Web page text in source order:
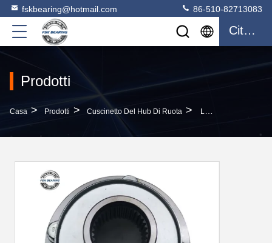
fskbearing@hotmail.com 86-510-82713083
Citazione
Prodotti
Casa > Prodotti > Cuscinetto Del Hub Di Ruota > Long Life 41204-60090 Auto Cuscinetto Compagno Flange Per Toyota Parte